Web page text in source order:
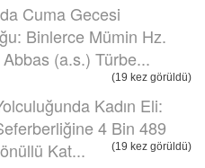
Cuma Gecesi
Binlerce Mümin Hz.
(a.s.) Türbe...
(19 kez görüldü)
Kadın Eli:
4 Bin 489
Kat...
(19 kez görüldü)